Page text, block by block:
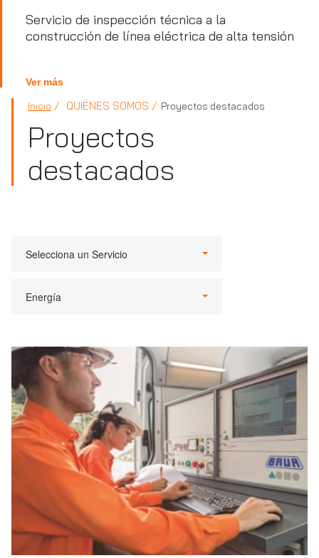
Servicio de inspección técnica a la
construcción de línea eléctrica de alta tensión
Ver más
Inicio QUIÉNES SOMOS Proyectos destacados
Proyectos
destacados
Selecciona un Servicio
Energía